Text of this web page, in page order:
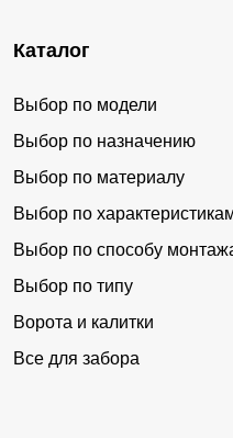
Каталог
Выбор по модели
Выбор по назначению
Выбор по материалу
Выбор по
Выбор по способу
Выбор по типу
Ворота и калитки
Все для забора